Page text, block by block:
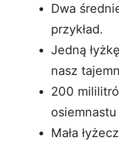
Dwa
przykład.
Jedną
nasz
200
Mała